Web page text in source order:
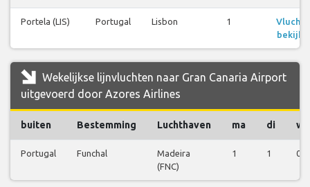
Portela (LIS) Portugal Lisbon 1
Wekelijkse lijnvluchten naar Gran Canaria Airport
uitgevoerd door Azores Airlines
buiten Bestemming Luchthaven ma di wo
Portugal Funchal
Madeira
(FNC)
1 1 0